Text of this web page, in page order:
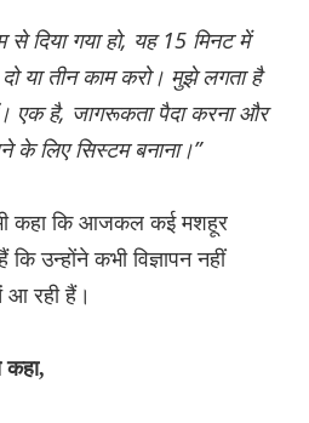
से दिया गया हो, यह 15 मिनट में
या तीन काम करो। मुझे लगता है
एक है, जागरूकता पैदा करना और
के लिए सिस्टम बनाना।”
कहा कि आजकल कई मशहूर
उन्होंने कभी विज्ञापन नहीं
आ रही हैं।
कहा,